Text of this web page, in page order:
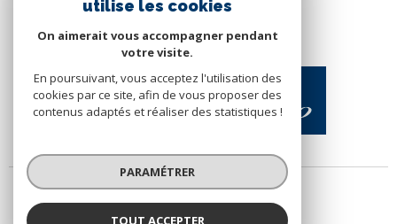
utilise les cookies
On aimerait vous accompagner pendant
votre visite.
En poursuivant, vous acceptez l'utilisation des
cookies par ce site, afin de vous proposer des
contenus adaptés et réaliser des statistiques !
PARAMÉTRER
TOUT ACCEPTER